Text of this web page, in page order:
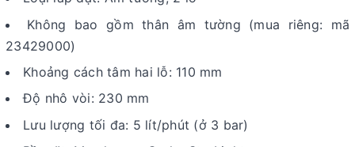
Không bao gồm thân âm tường (mua riêng: mã
23429000)
Khoảng cách tâm hai lỗ: 110 mm
Độ nhô vòi: 230 mm
Lưu lượng tối đa: 5 lít/phút (ở 3 bar)